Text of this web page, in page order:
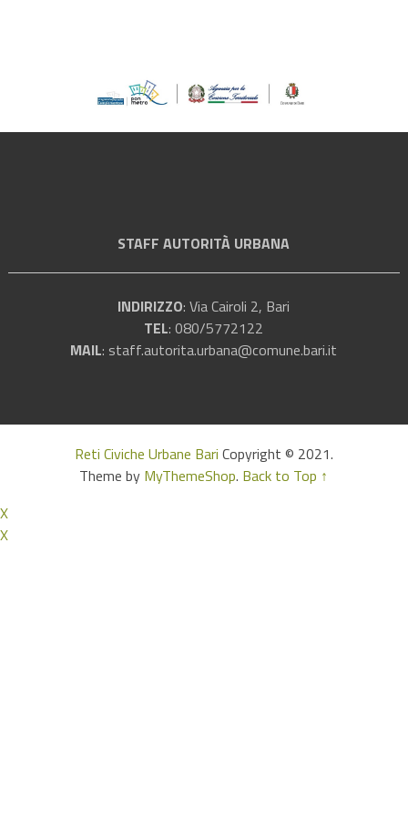
STAFF AUTORITÀ URBANA
INDIRIZZO: Via Cairoli 2, Bari
TEL: 080/5772122
MAIL: staff.autorita.urbana@comune.bari.it
Reti Civiche Urbane Bari Copyright © 2021.
Theme by MyThemeShop. Back to Top ↑
X
X